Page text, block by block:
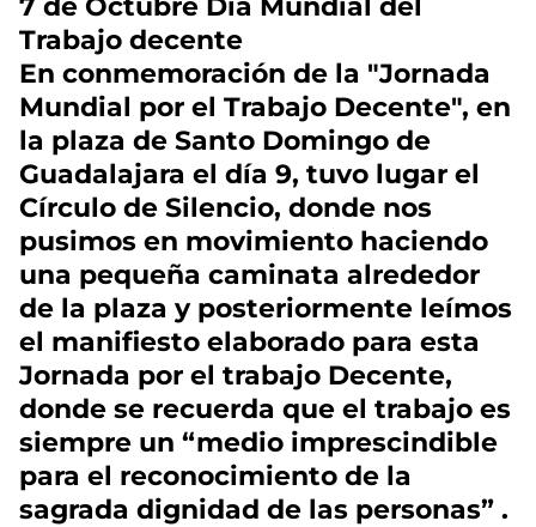
7 de Octubre Día Mundial del
Trabajo decente
En conmemoración de la "Jornada
Mundial por el Trabajo Decente", en
la plaza de Santo Domingo de
Guadalajara el día 9, tuvo lugar el
Círculo de Silencio, donde nos
pusimos en movimiento haciendo
una pequeña caminata alrededor
de la plaza y posteriormente leímos
el manifiesto elaborado para esta
Jornada por el trabajo Decente,
donde se recuerda que el trabajo es
siempre un “medio imprescindible
para el reconocimiento de la
sagrada dignidad de las personas” .